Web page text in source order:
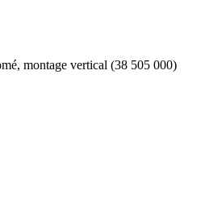
montage vertical (38 505 000)